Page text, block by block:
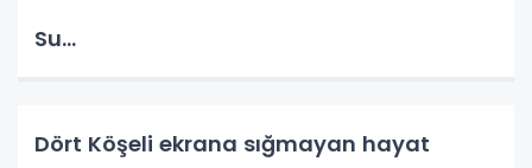
Su…
Dört Köşeli ekrana sığmayan hayat